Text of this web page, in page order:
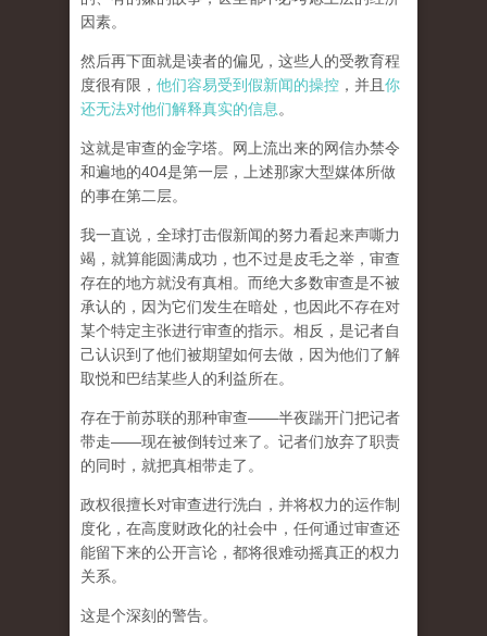
因素。
然后再下面就是读者的偏见，这些人的受教育程
度很有限， 他们容易受到假新闻的操控 ，并且 你
还无法对他们解释真实的信息 。
这就是审查的金字塔。网上流出来的网信办禁令
和遍地的404是第一层，上述那家大型媒体所做
的事在第二层。
我一直说，全球打击假新闻的努力看起来声嘶力
竭，就算能圆满成功，也不过是皮毛之举，审查
存在的地方就没有真相。而绝大多数审查是不被
承认的，因为它们发生在暗处，也因此不存在对
某个特定主张进行审查的指示。相反，是记者自
己认识到了他们被期望如何去做，因为他们了解
取悦和巴结某些人的利益所在。
存在于前苏联的那种审查——半夜踹开门把记者
带走——现在被倒转过来了。记者们放弃了职责
的同时，就把真相带走了。
政权很擅长对审查进行洗白，并将权力的运作制
度化，在高度财政化的社会中，任何通过审查还
能留下来的公开言论，都将很难动摇真正的权力
关系。
这是个深刻的警告。